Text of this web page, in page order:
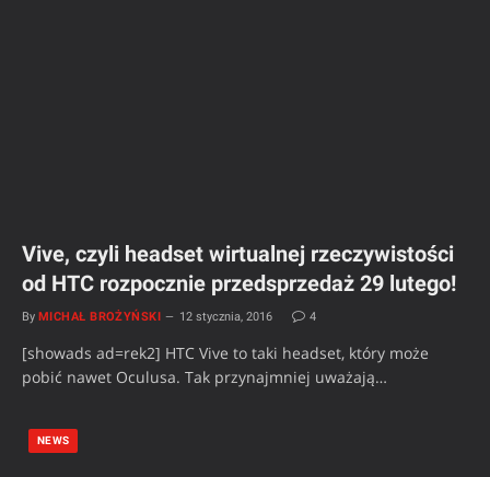
Vive, czyli headset wirtualnej rzeczywistości
od HTC rozpocznie przedsprzedaż 29 lutego!
By MICHAŁ BROŻYŃSKI 12 stycznia, 2016 4
[showads ad=rek2] HTC Vive to taki headset, który może
pobić nawet Oculusa. Tak przynajmniej uważają…
NEWS